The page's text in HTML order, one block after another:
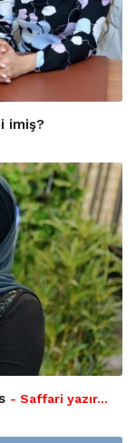
imiş?
- Saffari yazır…